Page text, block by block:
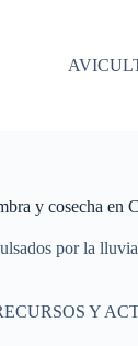
y cosecha en
por la
Y